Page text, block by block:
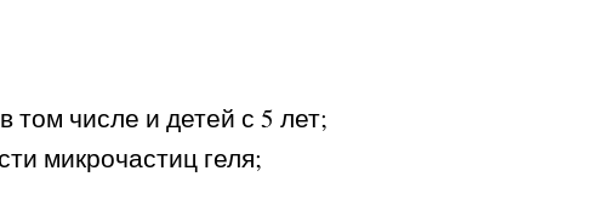
числе и детей с 5 лет;
микрочастиц геля;